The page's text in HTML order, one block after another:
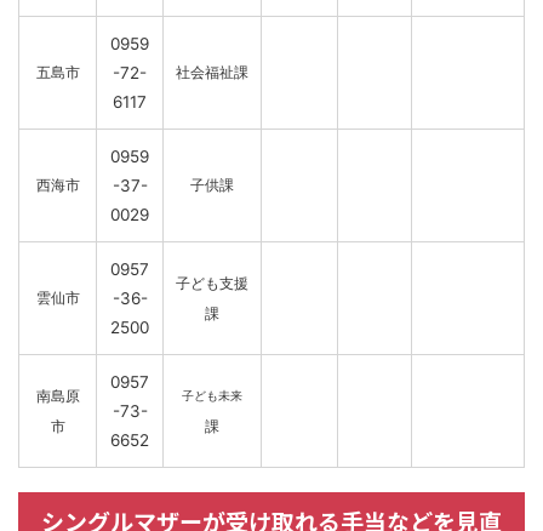
五島市
0959
-72-
6117
社会福祉課
西海市
0959
-37-
0029
子供課
雲仙市
0957
-36-
2500
子ども支援
課
南島原
市
0957
-73-
6652
子ども未来
課
シングルマザーが受け取れる手当などを見直